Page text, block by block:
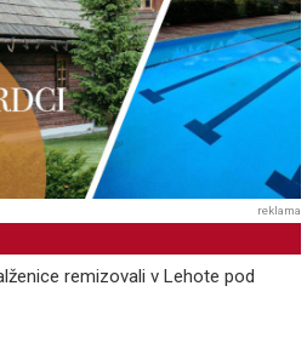
reklama
remizovali v Lehote pod